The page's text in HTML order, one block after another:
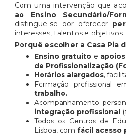
Com uma intervenção que
ao Ensino Secundário/
distingue-se por oferecer
interesses, talentos e objetivos.
Porquê escolher a Casa Pia
Ensino gratuito e
de Profissionalização
Horários alargados,
Formação profissional
trabalho.
Acompanhamento
integração profissional
Todos os Centros de
Lisboa, com fácil acesso